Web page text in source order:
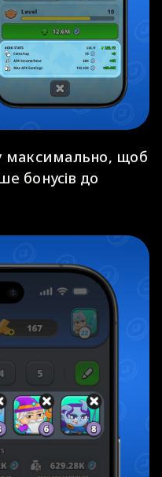
максимально, щоб
бонусів до